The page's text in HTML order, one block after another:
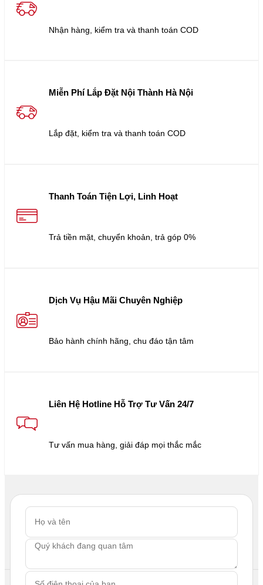
Nhận hàng, kiểm tra và thanh toán COD
Miễn Phí Lắp Đặt Nội Thành Hà Nội
Lắp đặt, kiểm tra và thanh toán COD
Thanh Toán Tiện Lợi, Linh Hoạt
Trả tiền mặt, chuyển khoản, trả góp 0%
Dịch Vụ Hậu Mãi Chuyên Nghiệp
Bảo hành chính hãng, chu đáo tận tâm
Liên Hệ Hotline Hỗ Trợ Tư Vấn 24/7
Tư vấn mua hàng, giải đáp mọi thắc mắc